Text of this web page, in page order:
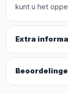
kunt u het
Extra